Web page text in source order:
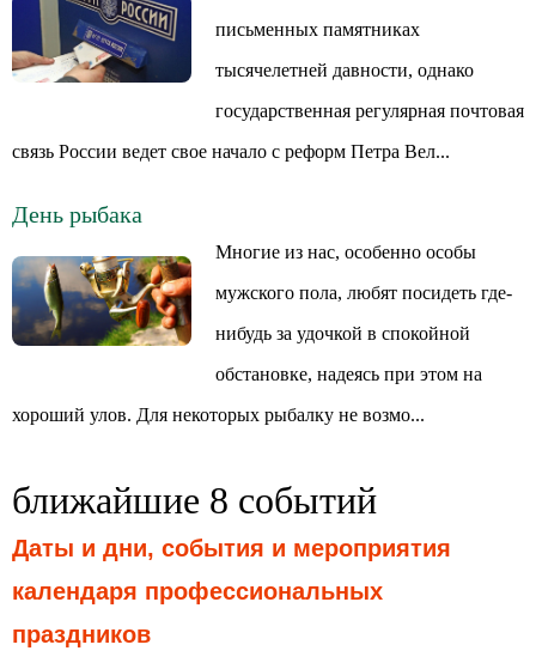
письменных памятниках
тысячелетней давности, однако
государственная регулярная почтовая
связь России ведет свое начало с реформ Петра Вел...
День рыбака
Многие из нас, особенно особы
мужского пола, любят посидеть где-
нибудь за удочкой в спокойной
обстановке, надеясь при этом на
хороший улов. Для некоторых рыбалку не возмо...
ближайшие 8 событий
Даты и дни, события и мероприятия
календаря профессиональных
праздников